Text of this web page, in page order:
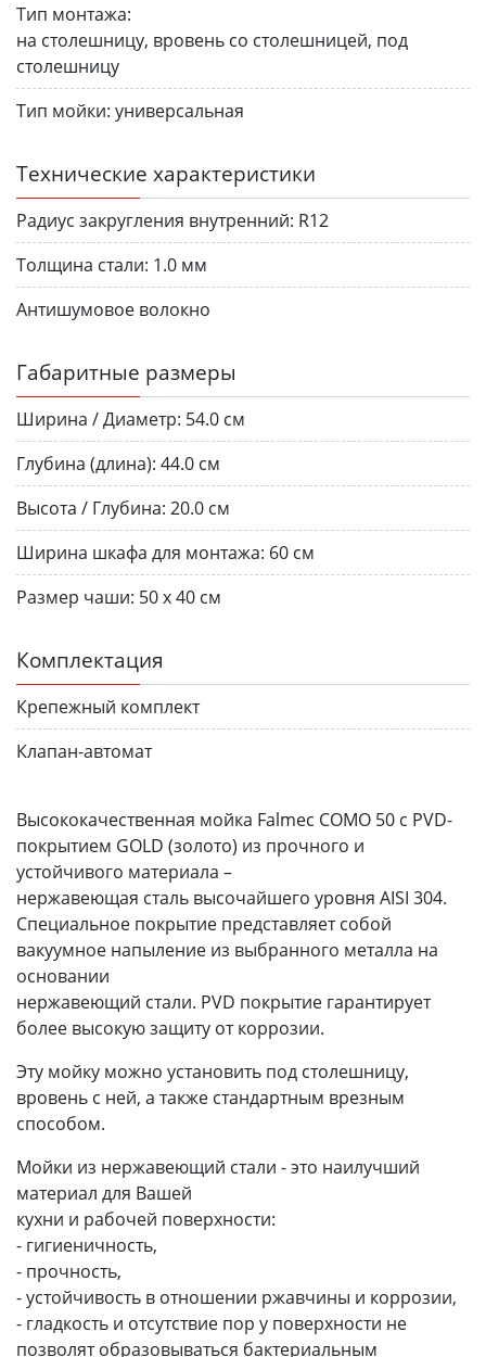
Тип монтажа:
на столешницу, вровень со столешницей, под
столешницу
Тип мойки: универсальная
Технические характеристики
Радиус закругления внутренний: R12
Толщина стали: 1.0 мм
Антишумовое волокно
Габаритные размеры
Ширина / Диаметр: 54.0 см
Глубина (длина): 44.0 см
Высота / Глубина: 20.0 см
Ширина шкафа для монтажа: 60 см
Размер чаши: 50 х 40 см
Комплектация
Крепежный комплект
Клапан-автомат
Высококачественная мойка Falmec COMO 50 с PVD-
покрытием GOLD (золото) из прочного и
устойчивого материала –
нержавеющая сталь высочайшего уровня AISI 304.
Специальное покрытие представляет собой
вакуумное напыление из выбранного металла на
основании
нержавеющий стали. PVD покрытие гарантирует
более высокую защиту от коррозии.
Эту мойку можно установить под столешницу,
вровень с ней, а также стандартным врезным
способом.
Мойки из нержавеющий стали - это наилучший
материал для Вашей
кухни и рабочей поверхности:
- гигиеничность,
- прочность,
- устойчивость в отношении ржавчины и коррозии,
- гладкость и отсутствие пор у поверхности не
позволят образовываться бактериальным